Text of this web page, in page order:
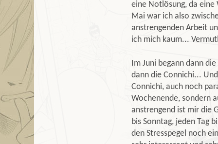
eine Notlösung, da eine
Mai war ich also
anstrengenden Arbeit
ich mich kaum...
Im Juni begann dann
dann die Connichi...
Connichi, auch noch
Wochenende, sondern
anstrengend ist mir die
bis Sonntag, jeden Tag
den Stresspegel noch